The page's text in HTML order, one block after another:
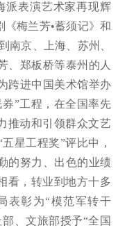
派表演艺术家再现辉
《梅兰芳•蓄须记》和
南京、上海、苏州、
、郑板桥等泰州的人
跨进中国美术馆举办
券”工程，在全国率先
推动和引领群众文艺
星工程奖”评比中，
的努力、出色的业绩
看，转业到地方十多
表彰为“模范军转干
部、文旅部授予“全国